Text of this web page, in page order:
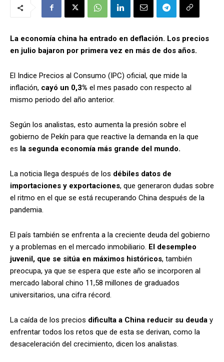
La economía china ha entrado en deflación. Los precios
en julio bajaron por primera vez en más de dos años.
El Indice Precios al Consumo (IPC) oficial, que mide la
inflación, cayó un 0,3% el mes pasado con respecto al
mismo periodo del año anterior.
Según los analistas, esto aumenta la presión sobre el
gobierno de Pekín para que reactive la demanda en la que
es la segunda economía más grande del mundo.
La noticia llega después de los débiles datos de
importaciones y exportaciones, que generaron dudas sobre
el ritmo en el que se está recuperando China después de la
pandemia.
El país también se enfrenta a la creciente deuda del gobierno
y a problemas en el mercado inmobiliario. El desempleo
juvenil, que se sitúa en máximos históricos, también
preocupa, ya que se espera que este año se incorporen al
mercado laboral chino 11,58 millones de graduados
universitarios, una cifra récord.
La caída de los precios dificulta a China reducir su deuda y
enfrentar todos los retos que de esta se derivan, como la
desaceleración del crecimiento, dicen los analistas.